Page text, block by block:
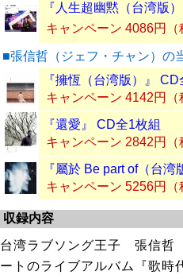
『人生超幽黙（台湾版
キャンペーン 4086円（
■張信哲（ジェフ・チャン）の
『擁恆（台湾版）』
キャンペーン 4142円（
『還愛』 CD全1枚組
キャンペーン 2842円（
『屬於 Be part of（台
キャンペーン 5256円（
収録内容
台湾ラブソング王子 張信哲
ートのライブアルバム『歌